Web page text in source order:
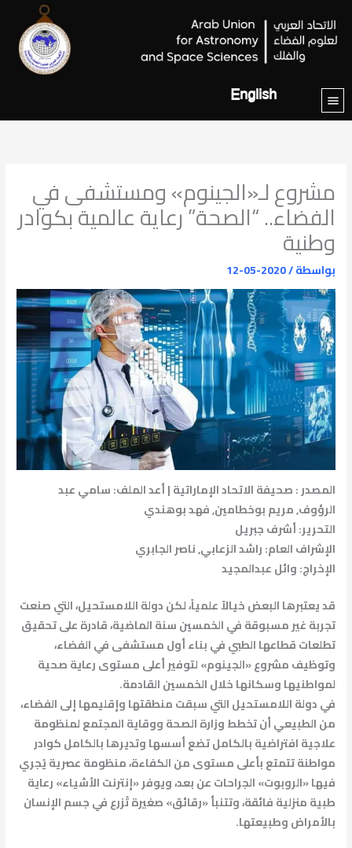
المحتوى
English
مشروع لـ«الجينوم» ومستشفى في
الفضاء.. “الصحة” رعاية عالمية بكوادر
وطنية
بواسطة/
2020-05-12
المصدر : صحيفة الاتحاد الإماراتية | أعد الملف: سامي عبد
الرؤوف, مريم بوخطامين, فهد بوهندي
التحرير: أشرف جبريل
الإشراف العام: راشد الزعابي, ناصر الجابري
الإخراج: وائل عبدالمجيد
قد يعتبرها البعض خيالاً علمياً، لكن دولة اللامستحيل، التي صنعت
تجربة غير مسبوقة في الخمسين سنة الماضية، قادرة على تحقيق
تطلعات قطاعها الطبي في بناء أول مستشفى في الفضاء،
وتوظيف مشروع «الجينوم» لتوفير أعلى مستوى رعاية صحية
لمواطنيها وسكانها خلال الخمسين القادمة.
في دولة اللامستحيل التي سبقت منطقتها وإقليمها إلى الفضاء،
من الطبيعي أن تخطط وزارة الصحة ووقاية المجتمع لمنظومة
علاجية افتراضية بالكامل تضع أسسها وتديرها بالكامل كوادر
مواطنة تتمتع بأعلى مستوى من الكفاءة، منظومة عصرية يُجري
فيها «الروبوت» الجراحات عن بعد، ويوفر «إنترنت الأشياء» رعاية
طبية منزلية فائقة، وتتنبأ «رقائق» صغيرة تُزرع في جسم الإنسان
بالأمراض وطبيعتها.